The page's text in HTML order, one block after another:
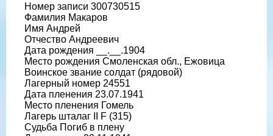
Номер записи 300730515
Фамилия Макаров
Имя Андрей
Отчество Андреевич
Дата рождения __.__.1904
Место рождения Смоленская обл., Ежовица
Воинское звание солдат (рядовой)
Лагерный номер 24551
Дата пленения 23.07.1941
Место пленения Гомель
Лагерь шталаг II F (315)
Судьба Погиб в плену